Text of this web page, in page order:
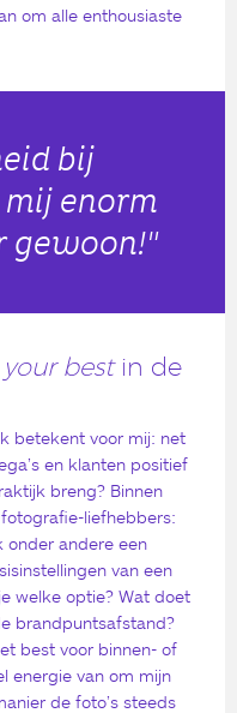
om alle enthousiaste
bij
enorm
gewoon!"
bestin de
betekent voor mij: net
en klanten positief
breng? Binnen
liefhebbers:
onder andere een
van een
welke optie? Wat doet
brandpuntsafstand?
best voor binnen- of
energie van om mijn
de foto’s steeds